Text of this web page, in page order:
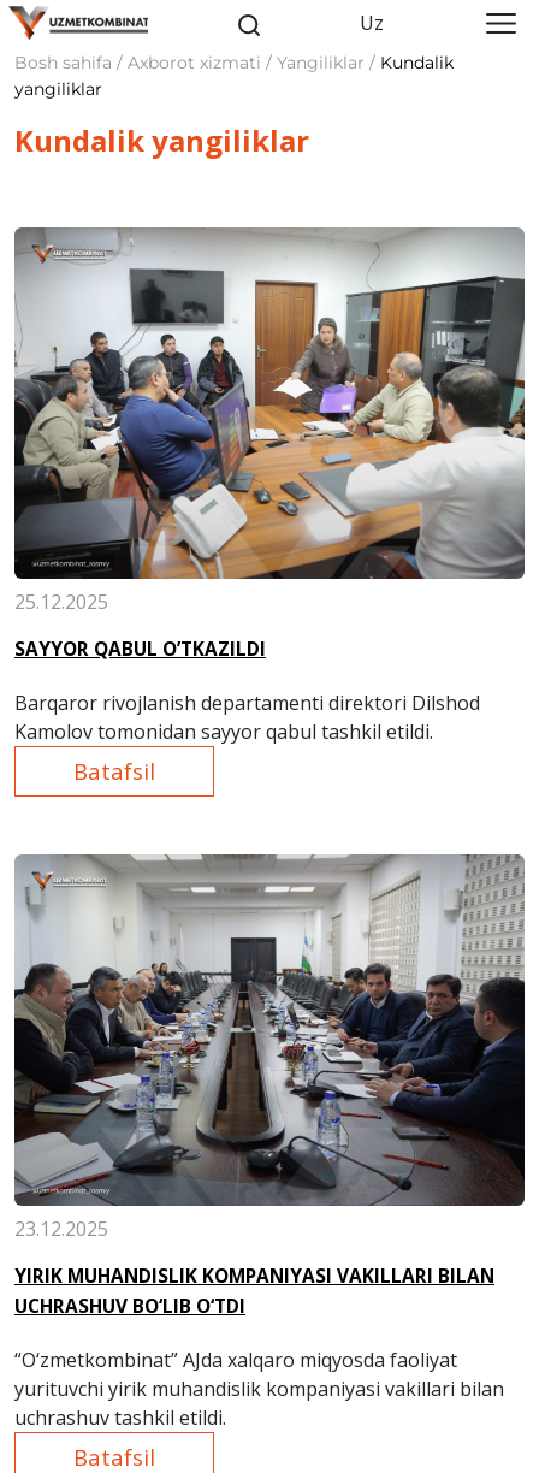
Uz
Bosh sahifa / Axborot xizmati / Yangiliklar / Kundalik
yangiliklar
Kundalik yangiliklar
25.12.2025
SAYYOR QABUL O’TKAZILDI
Barqaror rivojlanish departamenti direktori Dilshod
Kamolov tomonidan sayyor qabul tashkil etildi.
Batafsil
23.12.2025
YIRIK MUHANDISLIK KOMPANIYASI VAKILLARI BILAN
UCHRASHUV BO‘LIB O‘TDI
“O‘zmetkombinat” AJda xalqaro miqyosda faoliyat
yurituvchi yirik muhandislik kompaniyasi vakillari bilan
uchrashuv tashkil etildi.
Batafsil